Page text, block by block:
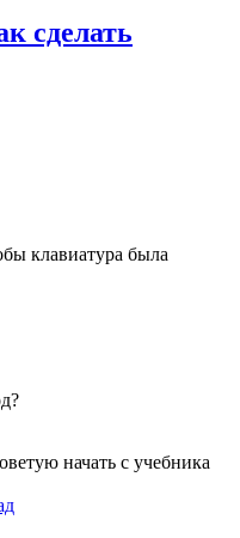
сделать
клавиатура была
начать с учебника